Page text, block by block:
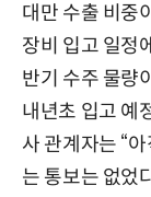
대만 수출 비중
장비 입고 일정
반기 수주 물량
내년초 입고 예
사 관계자는 “
는 통보는 없었